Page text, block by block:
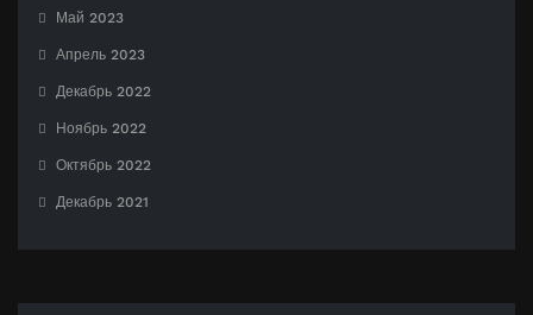
Май 2023
Апрель 2023
Декабрь 2022
Ноябрь 2022
Октябрь 2022
Декабрь 2021